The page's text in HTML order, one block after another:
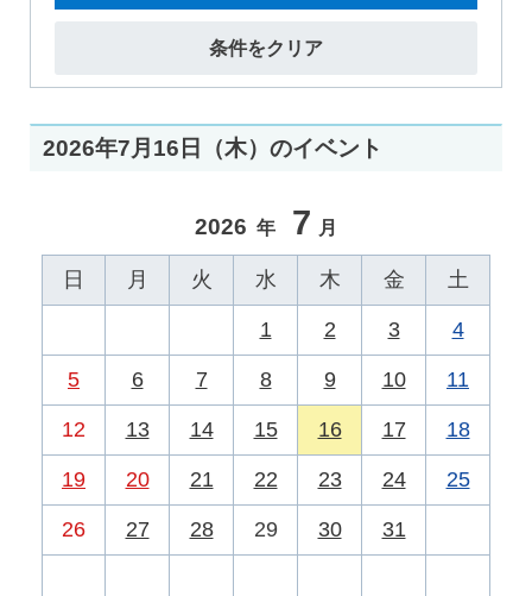
条件をクリア
2026年7月16日（木）のイベント
2026 年 7 月
日 月 火 水 木 金 土
1 2 3 4
5 6 7 8 9 10 11
12 13 14 15 16 17 18
19 20 21 22 23 24 25
26 27 28 29 30 31